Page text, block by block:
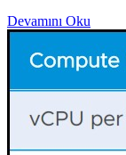
Devamını Oku